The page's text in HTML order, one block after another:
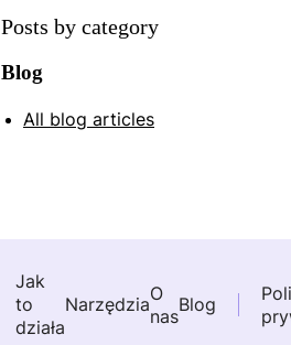
Posts by category
Blog
All blog articles
Jak
to
działa
Narzędzia
O
nas
Blog